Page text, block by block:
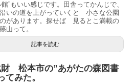
館”もいい感じです。田舎ってかんじで、
いの道を上がっていくと 小さな公園
があります。探せば 見るとこ満載の
山って。
記事を読む
財 松本市の”あがたの森図書
てみた。